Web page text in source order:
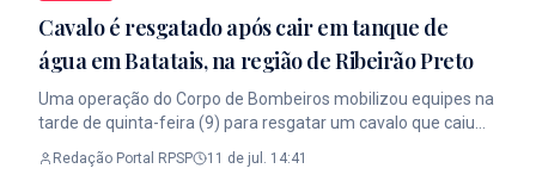
Cavalo é resgatado após cair em tanque de
água em Batatais, na região de Ribeirão Preto
Uma operação do Corpo de Bombeiros mobilizou equipes na
tarde de quinta-feira (9) para resgatar um cavalo que caiu
Avenida Boiadeiro Alfredo Zamproni, em Batatais, na região
Redação Portal RPSP 11 de jul. 14:41